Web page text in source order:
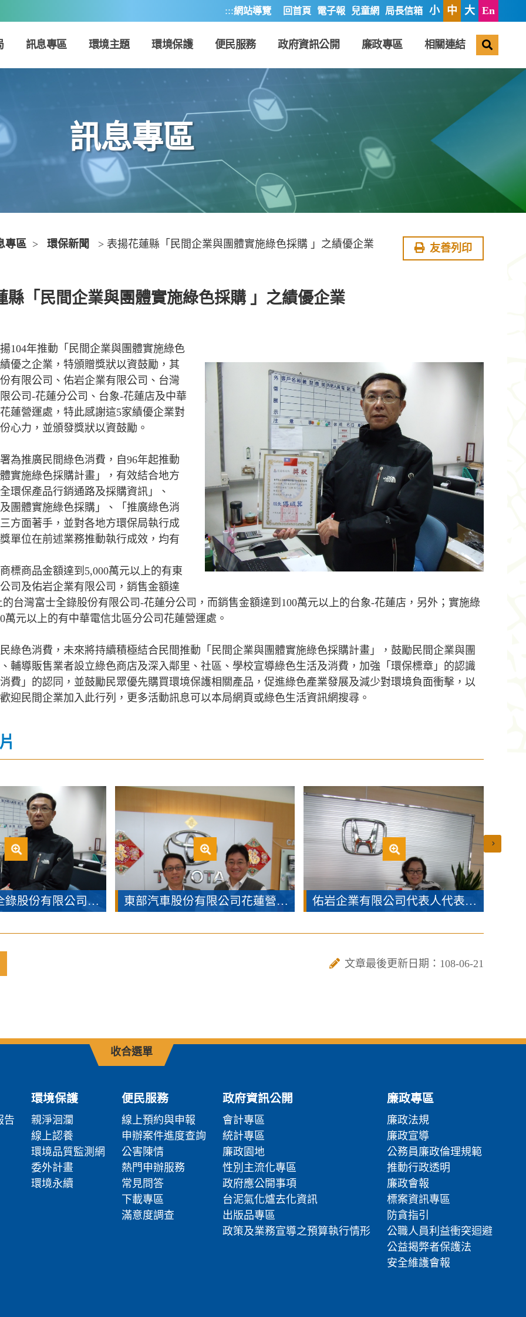
:::網站導覽 回首頁 電子報 兒童網 局長信箱 小 中 大 En
訊息專區 環境主題 環境保護 便民服務 政府資訊公開 廉政專區 相關連結
訊息專區
專區 > 環保新聞 > 表揚花蓮縣「民間企業與團體實施綠色採購 」之績優企業 友善列印
縣「民間企業與團體實施綠色採購 」之績優企業
104年推動「民間企業與團體實施綠色
優之企業，特頒贈獎狀以資鼓勵，其
有限公司、佑岩企業有限公司、台灣
公司-花蓮分公司、台象-花蓮店及中華
蓮營運處，特此感謝這5家績優企業對
心力，並頒發獎狀以資鼓勵。
為推廣民間綠色消費，自96年起推動
實施綠色採購計畫」，有效結合地方
環保產品行銷通路及採購資訊」、
團體實施綠色採購」、「推廣綠色消
方面著手，並對各地方環保局執行成
單位在前述業務推動執行成效，均有
標商品金額達到5,000萬元以上的有東
司及佑岩企業有限公司，銷售金額達
的台灣富士全錄股份有限公司-花蓮分公司，而銷售金額達到100萬元以上的台象-花蓮店，另外；實施綠
萬元以上的有中華電信北區分公司花蓮營運處。
綠色消費，未來將持續積極結合民間推動「民間企業與團體實施綠色採購計畫」，鼓勵民間企業與團
輔導販售業者設立綠色商店及深入鄰里、社區、學校宣導綠色生活及消費，加強「環保標章」的認識
費」的認同，並鼓勵民眾優先購買環境保護相關產品，促進綠色產業發展及減少對環境負面衝擊，以
迎民間企業加入此行列，更多活動訊息可以本局網頁或綠色生活資訊網搜尋。
台灣富士通全錄股份有限公司代表人代表領獎 東部汽車股份有限公司花蓮營業處表人代表領獎 佑岩企業有限公司代表人代表領獎.jpg
文章最後更新日期：108-06-21
收合選單
告
環境保護
親淨洄瀾
線上認養
環境品質監測網
委外計畫
環境永續
便民服務
線上預約與申報
申辦案件進度查詢
公害陳情
熱門申辦服務
常見問答
下載專區
滿意度調查
政府資訊公開
會計專區
統計專區
廉政園地
性別主流化專區
政府應公開事項
台泥氣化爐去化資訊
出版品專區
政策及業務宣導之預算執行情形
廉政專區
廉政法規
廉政宣導
公務員廉政倫理規範
推動行政透明
廉政會報
標案資訊專區
防貪指引
公職人員利益衝突迴避
公益揭弊者保護法
安全維護會報